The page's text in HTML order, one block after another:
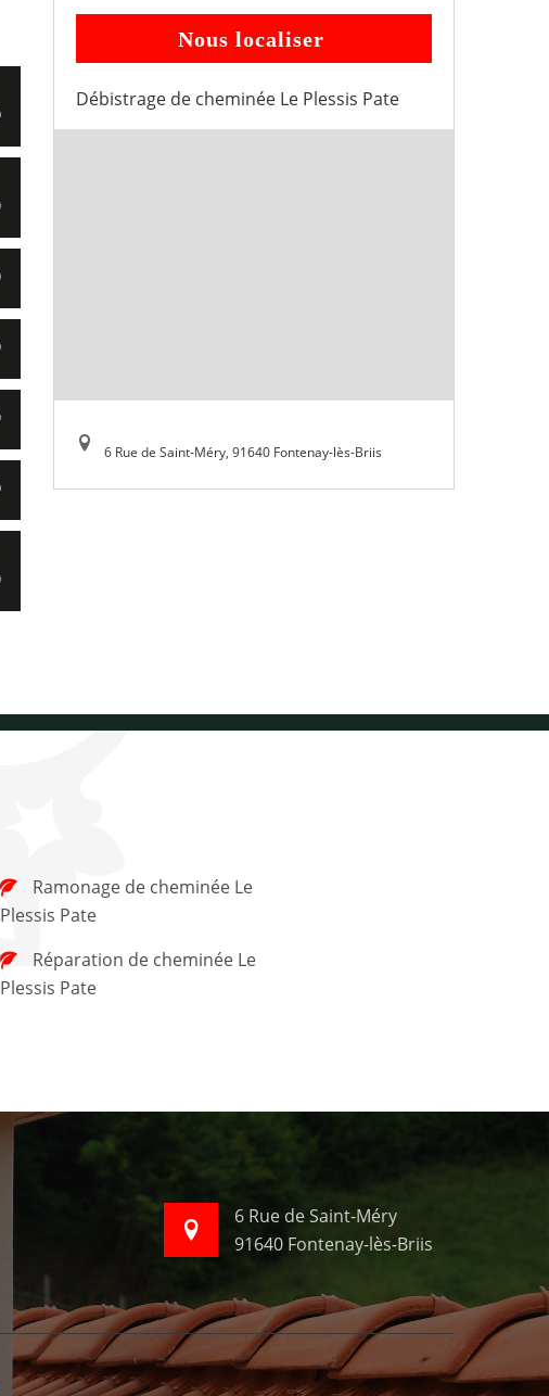
Nous localiser
Débistrage de cheminée Le Plessis Pate
6 Rue de Saint-Méry, 91640 Fontenay-lès-Briis
Plessis Pate
Plessis Pate
6 Rue de Saint-Méry
91640 Fontenay-lès-Briis